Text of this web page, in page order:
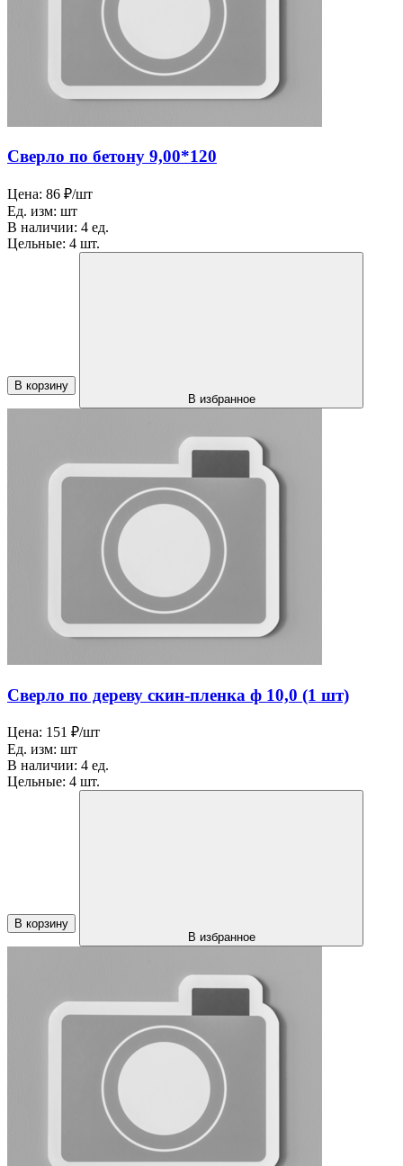
Сверло по бетону 9,00*120
Цена: 86 ₽/шт
Ед. изм: шт
В наличии: 4 ед.
Цельные: 4 шт.
В корзину
В избранное
Сверло по дереву скин-пленка ф 10,0 (1 шт)
Цена: 151 ₽/шт
Ед. изм: шт
В наличии: 4 ед.
Цельные: 4 шт.
В корзину
В избранное